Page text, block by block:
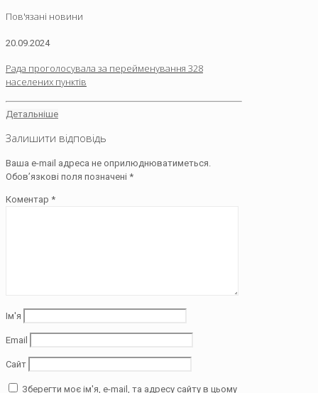
Пов'язані новини
20.09.2024
Рада проголосувала за перейменування 328
населених пунктів
Детальніше
Залишити відповідь
Ваша e-mail адреса не оприлюднюватиметься.
Обов’язкові поля позначені *
Коментар *
Ім'я
Email
Сайт
Зберегти моє ім'я, e-mail, та адресу сайту в цьому